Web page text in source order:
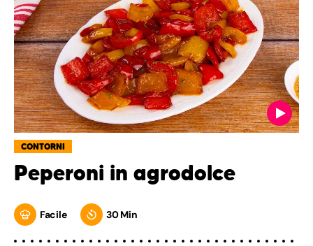
CONTORNI
Peperoni in agrodolce
Facile 30 Min